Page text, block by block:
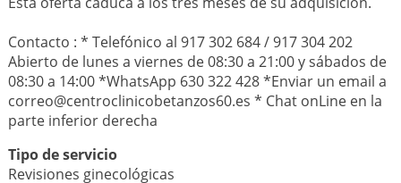
Contacto : * Telefónico al 917 302 684 / 917 304 202
Abierto de lunes a viernes de 08:30 a 21:00 y sábados de
08:30 a 14:00 *WhatsApp 630 322 428 *Enviar un email a
correo@centroclinicobetanzos60.es * Chat onLine en la
parte inferior derecha
Tipo de servicio
Revisiones ginecológicas